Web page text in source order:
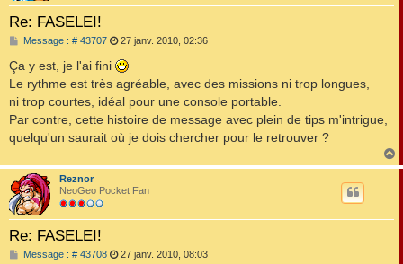
Re: FASELEI!
Message : # 43707M
s
a
g
e
27 janv. 2010, 02:36
Ça y est, je l'ai fini
Le rythme est très agréable, avec des missions ni trop longues,
ni trop courtes, idéal pour une console portable.
Par contre, cette histoire de message avec plein de tips m'intrigue,
quelqu'un saurait où je dois chercher pour le retrouver ?
a
Reznor
NeoGeo Pocket Fan
Re: FASELEI!
Message : # 43708M 27 janv. 2010, 08:03